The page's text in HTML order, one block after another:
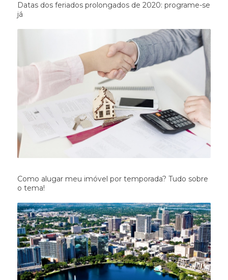
Datas dos feriados prolongados de 2020: programe-se
já
Como alugar meu imóvel por temporada? Tudo sobre
o tema!